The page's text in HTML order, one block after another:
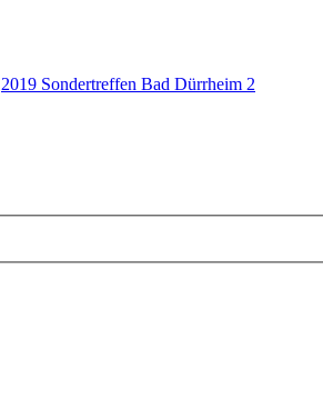
2019 Sondertreffen Bad Dürrheim 2